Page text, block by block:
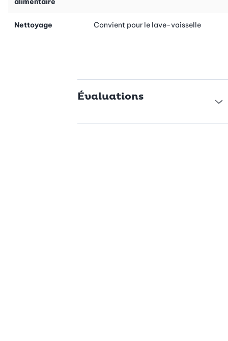
Nettoyage Convient pour le lave-vaisselle
Évaluations